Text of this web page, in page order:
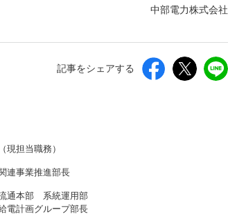
中部電力株式会社
記事をシェアする
（現担当職務）
連事業推進部長
通本部 系統運用部
電計画グループ部長